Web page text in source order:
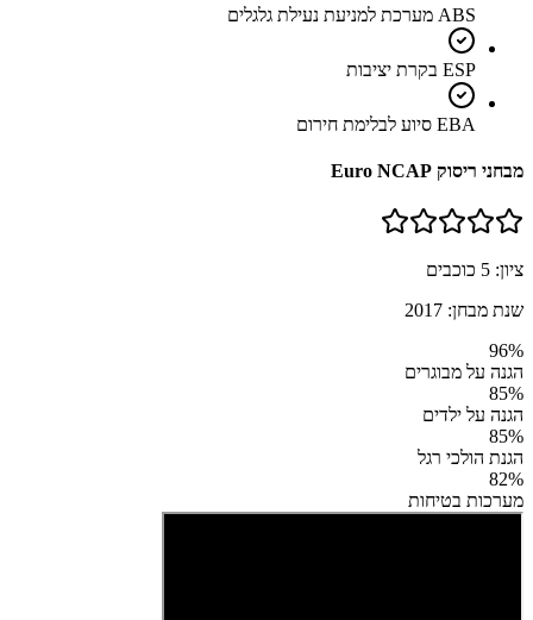
ABS מערכת למניעת נעילת גלגלים
ESP בקרת יציבות
EBA סיוע לבלימת חירום
מבחני ריסוק Euro NCAP
ציון: 5 כוכבים
שנת מבחן: 2017
96%
הגנה על מבוגרים
85%
הגנה על ילדים
85%
הגנת הולכי רגל
82%
מערכות בטיחות